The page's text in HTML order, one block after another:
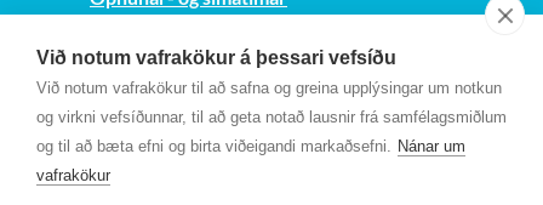
Við notum vafrakökur á þessari vefsíðu
Við notum vafrakökur til að safna og greina upplýsingar um notkun
og virkni vefsíðunnar, til að geta notað lausnir frá samfélagsmiðlum
og til að bæta efni og birta viðeigandi markaðsefni. Nánar um
vafrakökur
Kt. 700169-3759
Fundarmannagátt